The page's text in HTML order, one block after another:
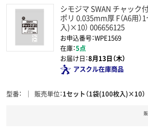
シモジマ SWAN チャック
ポリ 0.035mm厚 F（A6用）
入)×10） 006656125
お申込番号：WPE1569
在庫：5点
お届け日：8月13日（木）
アスクル在庫商品
型番 販売単位 1セット（1袋(100枚入)×10）